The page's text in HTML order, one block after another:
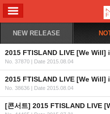
NEW RELEASE
2015 FTISLAND LIVE [We Will]
No. 37870 | Date 2015.08.04
No. 38636 | Date 2015.08.04
[콘서트] 2015 FTISLAND LIVE